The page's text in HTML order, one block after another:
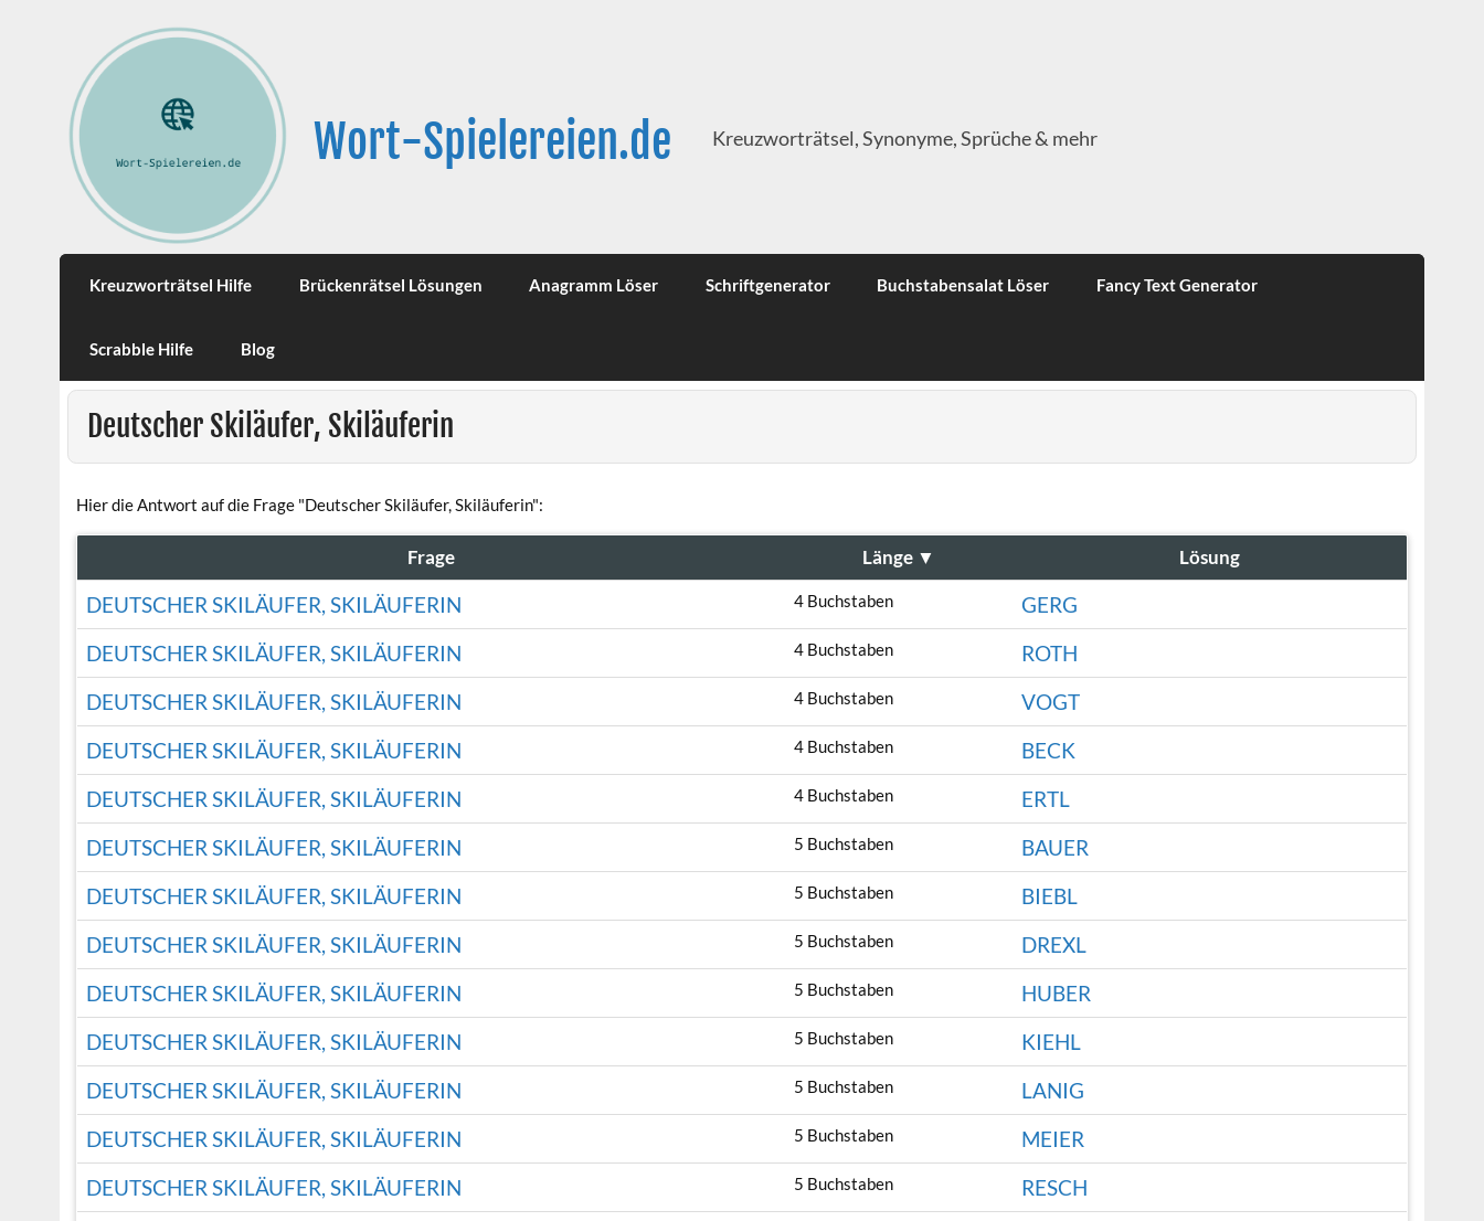
Wort-Spielereien.de Kreuzworträtsel, Synonyme, Sprüche & mehr
Kreuzworträtsel Hilfe Brückenrätsel Lösungen Anagramm Löser Schriftgenerator Buchstabensalat Löser Fancy Text Generator
Scrabble Hilfe Blog
Deutscher Skiläufer, Skiläuferin
Hier die Antwort auf die Frage "Deutscher Skiläufer, Skiläuferin":
Frage Länge ▼ Lösung
DEUTSCHER SKILÄUFER, SKILÄUFERIN 4 Buchstaben
GERG
DEUTSCHER SKILÄUFER, SKILÄUFERIN
4 Buchstaben
ROTH
DEUTSCHER SKILÄUFER, SKILÄUFERIN
4 Buchstaben
VOGT
DEUTSCHER SKILÄUFER, SKILÄUFERIN
4 Buchstaben
BECK
DEUTSCHER SKILÄUFER, SKILÄUFERIN
4 Buchstaben
ERTL
DEUTSCHER SKILÄUFER, SKILÄUFERIN
5 Buchstaben
BAUER
DEUTSCHER SKILÄUFER, SKILÄUFERIN
5 Buchstaben
BIEBL
DEUTSCHER SKILÄUFER, SKILÄUFERIN
5 Buchstaben
DREXL
DEUTSCHER SKILÄUFER, SKILÄUFERIN
5 Buchstaben
HUBER
DEUTSCHER SKILÄUFER, SKILÄUFERIN
5 Buchstaben
KIEHL
DEUTSCHER SKILÄUFER, SKILÄUFERIN
5 Buchstaben
LANIG
DEUTSCHER SKILÄUFER, SKILÄUFERIN
5 Buchstaben
MEIER
DEUTSCHER SKILÄUFER, SKILÄUFERIN
5 Buchstaben
RESCH